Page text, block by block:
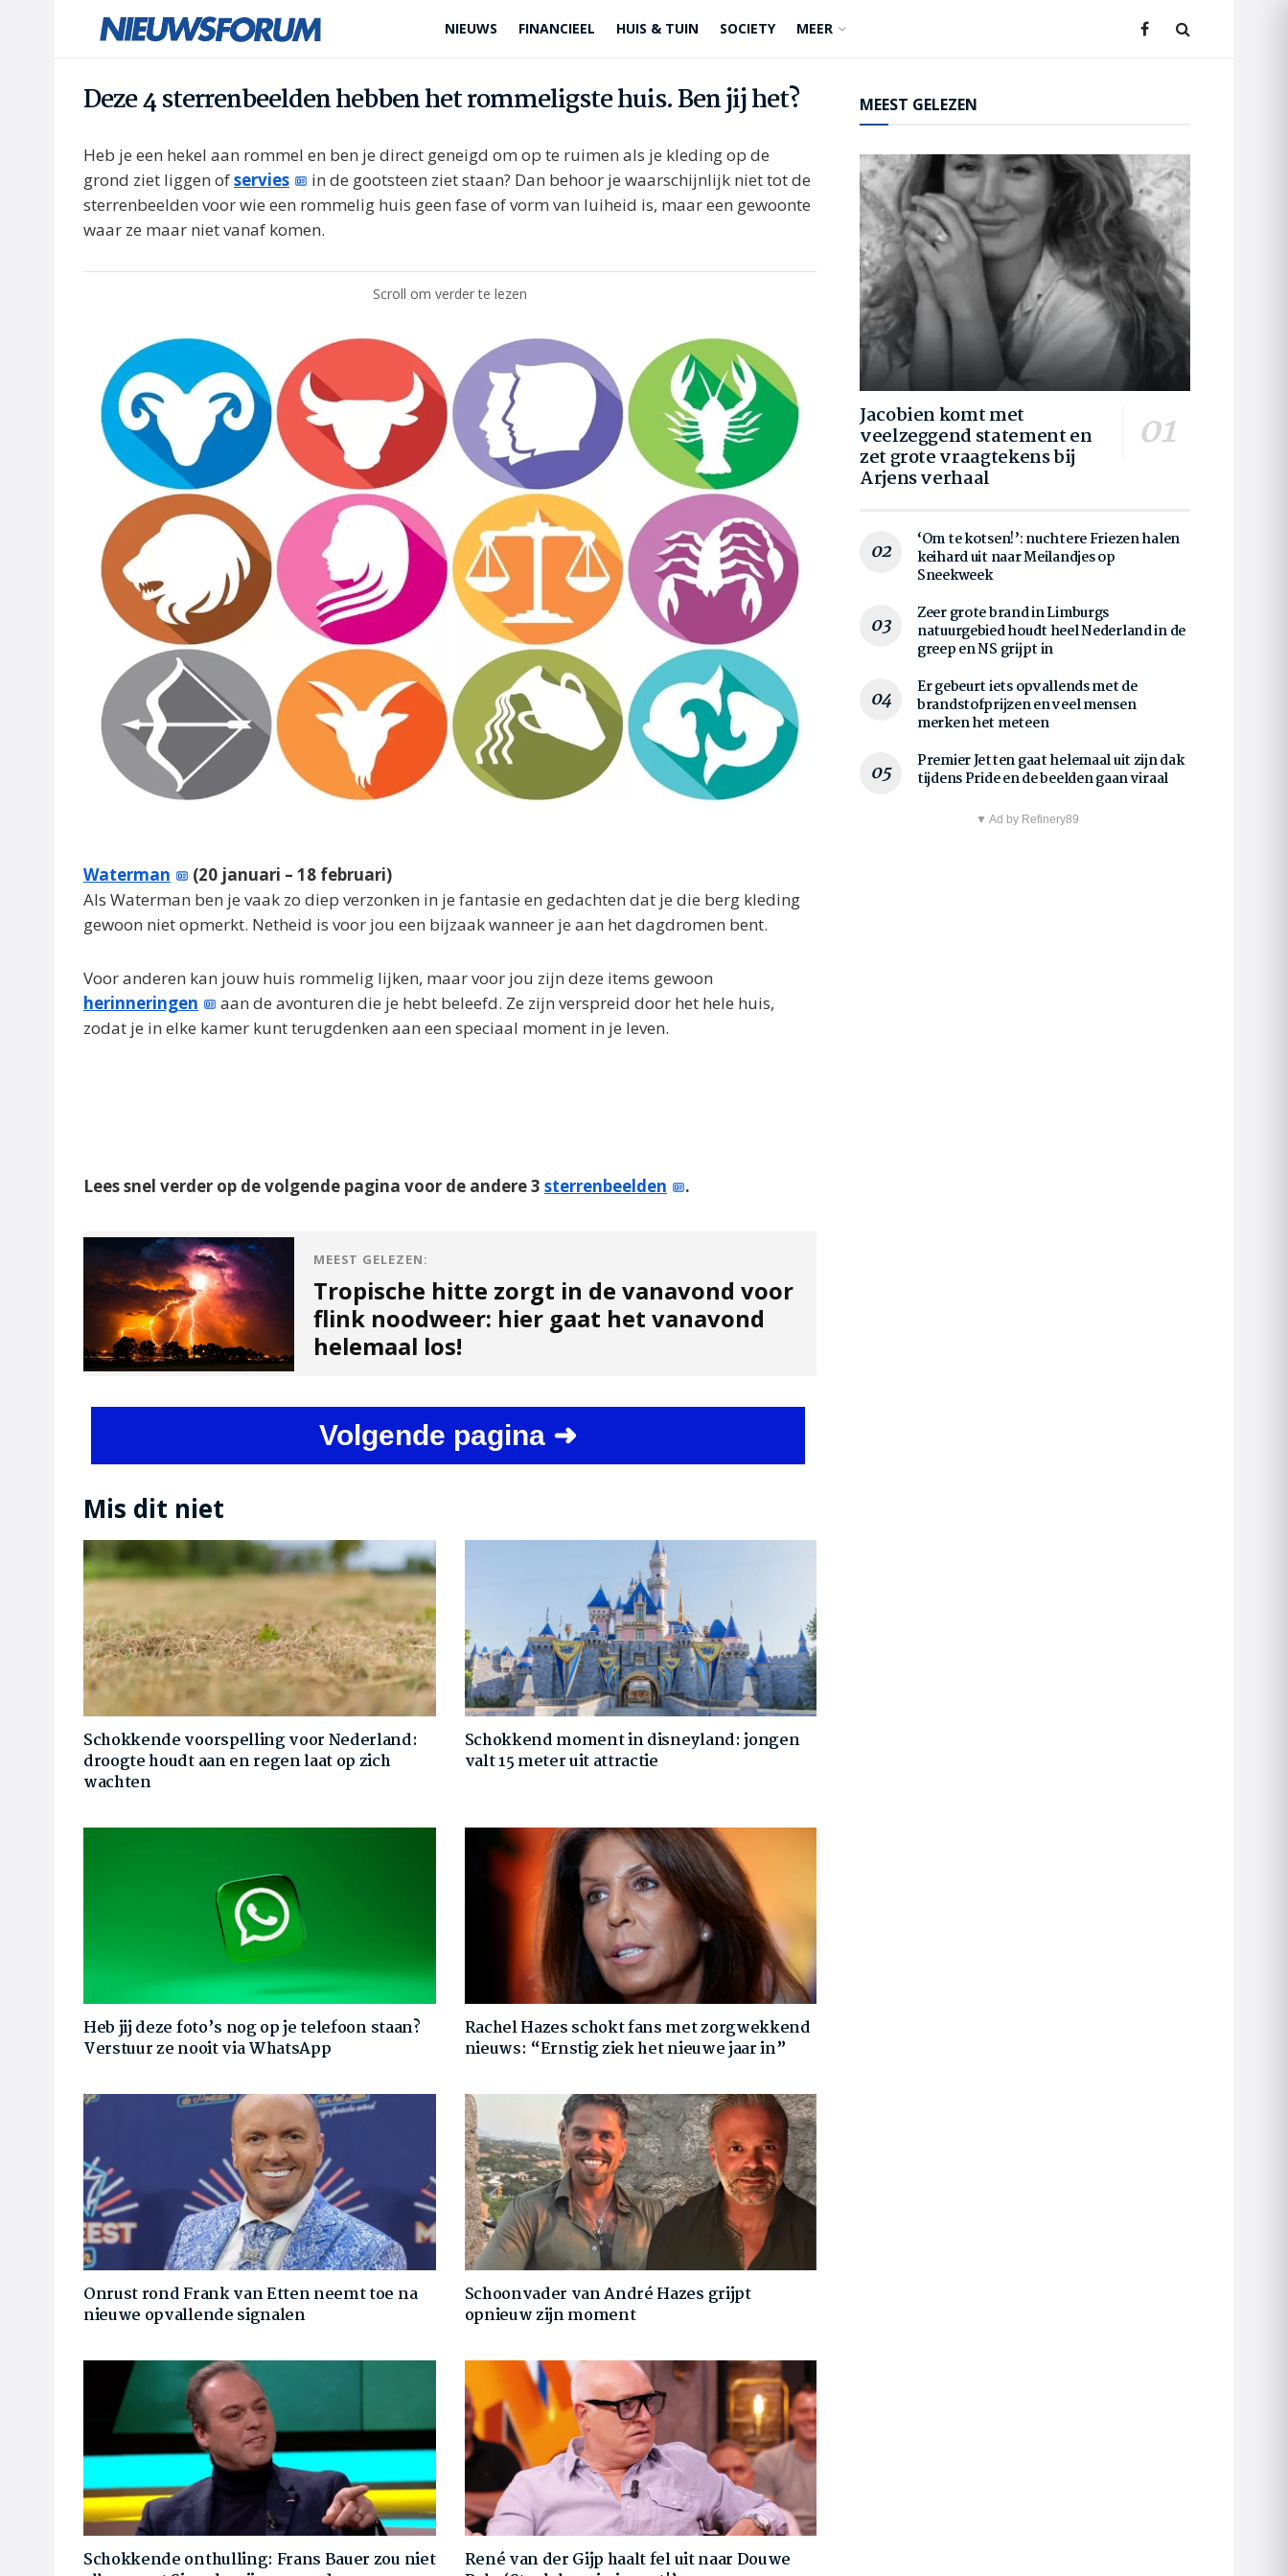
NIEUWS FINANCIEEL HUIS & TUIN SOCIETY MEER
Deze 4 sterrenbeelden hebben het rommeligste huis. Ben jij het?
Heb je een hekel aan rommel en ben je direct geneigd om op te ruimen als je kleding op de
grond ziet liggen ofservies
in de gootsteen ziet staan? Dan behoor je waarschijnlijk niet tot de
sterrenbeelden voor wie een rommelig huis geen fase of vorm van luiheid is, maar een gewoonte
waar ze maar niet vanaf komen.
Scroll om verder te lezen
Waterman
(20 januari – 18 februari)
Als Waterman ben je vaak zo diep verzonken in je fantasie en gedachten dat je die berg kleding
gewoon niet opmerkt. Netheid is voor jou een bijzaak wanneer je aan het dagdromen bent.
Voor anderen kan jouw huis rommelig lijken, maar voor jou zijn deze items gewoon
herinneringen
aan de avonturen die je hebt beleefd. Ze zijn verspreid door het hele huis,
zodat je in elke kamer kunt terugdenken aan een speciaal moment in je leven.
Lees snel verder op de volgende pagina voor de andere 3 sterrenbeelden .
MEEST GELEZEN:
Tropische hitte zorgt in de vanavond voor
flink noodweer: hier gaat het vanavond
helemaal los!
Volgende pagina ➜
Mis dit niet
Schokkende voorspelling voor Nederland:
droogte houdt aan en regen laat op zich
wachten
Schokkend moment in disneyland: jongen
valt 15 meter uit attractie
Heb jij deze foto’s nog op je telefoon staan?
Verstuur ze nooit via WhatsApp
Rachel Hazes schokt fans met zorgwekkend
nieuws: “Ernstig ziek het nieuwe jaar in”
Onrust rond Frank van Etten neemt toe na
nieuwe opvallende signalen
Schoonvader van André Hazes grijpt
opnieuw zijn moment
Schokkende onthulling: Frans Bauer zou niet
René van der Gijp haalt fel uit naar Douwe
MEEST GELEZEN
Jacobien komt met
veelzeggend statement en
zet grote vraagtekens bij
Arjens verhaal
‘Om te kotsen!’: nuchtere Friezen halen
keihard uit naar Meilandjes op
Sneekweek
Zeer grote brand in Limburgs
natuurgebied houdt heel Nederland in de
greep en NS grijpt in
Er gebeurt iets opvallends met de
brandstofprijzen en veel mensen
merken het meteen
Premier Jetten gaat helemaal uit zijn dak
tijdens Pride en de beelden gaan viraal
▼ Ad by Refinery89